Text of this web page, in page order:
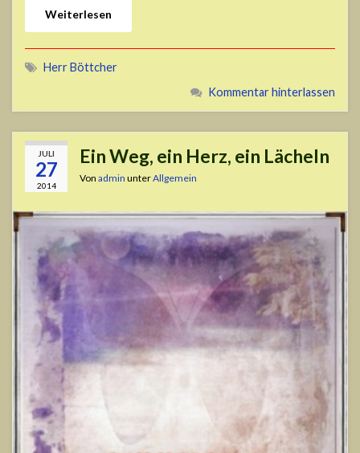
Weiterlesen
Herr Böttcher
Kommentar hinterlassen
JULI
27
2014
Ein Weg, ein Herz, ein Lächeln
Von admin unterAllgemein